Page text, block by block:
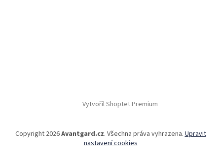
Vytvořil Shoptet Premium
Copyright 2026Avantgard.cz. Všechna práva vyhrazena.Upravit
nastavení cookies